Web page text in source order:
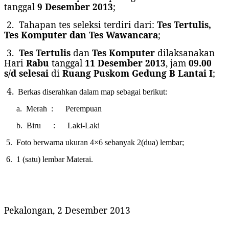
tanggal 9 Desember 2013;
2. Tahapan tes seleksi terdiri dari: Tes Tertulis,
Tes Komputer dan Tes Wawancara;
3. Tes Tertulis dan Tes Komputer dilaksanakan
Hari Rabu tanggal 11 Desember 2013, jam 09.00
s/d selesai di Ruang Puskom Gedung B Lantai I;
4. Berkas diserahkan dalam map sebagai berikut:
a. Merah : Perempuan
b. Biru : Laki-Laki
5. Foto berwarna ukuran 4×6 sebanyak 2(dua) lembar;
6. 1 (satu) lembar Materai.
Pekalongan, 2 Desember 2013